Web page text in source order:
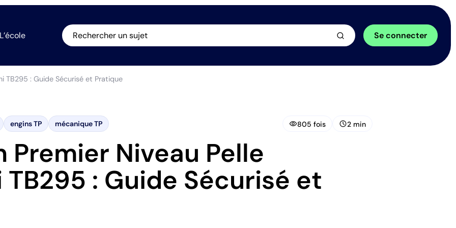
L’école Rechercher un sujet Se connecter
TB295 : Guide Sécurisé et Pratique
engins TP mécanique TP visibility805 fois schedule2 min
Premier Niveau Pelle
TB295 : Guide Sécurisé et
arrow_forward